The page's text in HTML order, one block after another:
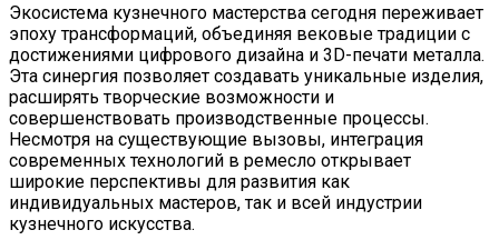
Экосистема кузнечного мастерства сегодня переживает
эпоху трансформаций, объединяя вековые традиции с
достижениями цифрового дизайна и 3D-печати металла.
Эта синергия позволяет создавать уникальные изделия,
расширять творческие возможности и
совершенствовать производственные процессы.
Несмотря на существующие вызовы, интеграция
современных технологий в ремесло открывает
широкие перспективы для развития как
индивидуальных мастеров, так и всей индустрии
кузнечного искусства.